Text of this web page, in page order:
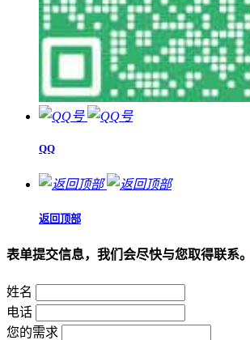
QQ
返回顶部
表单提交信息，我们会尽快与您取得联系。
姓名
电话
您的需求